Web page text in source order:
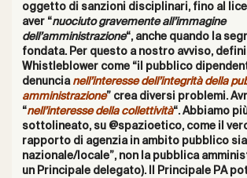
oggetto di sanzioni disciplinari, fino al
aver “nuociuto gravemente all’immagine
dell’amministrazione“, anche quando la
fondata. Per questo a nostro avviso,
Whistleblower come “il pubblico
denuncia nell’interesse dell’integrità della
amministrazione” crea diversi problemi.
“nell’interesse della collettività“. Abbiamo
sottolineato, su @spazioetico, come il
rapporto di agenzia in ambito pubblico
nazionale/locale”, non la pubblica
un Principale delegato). Il Principale PA